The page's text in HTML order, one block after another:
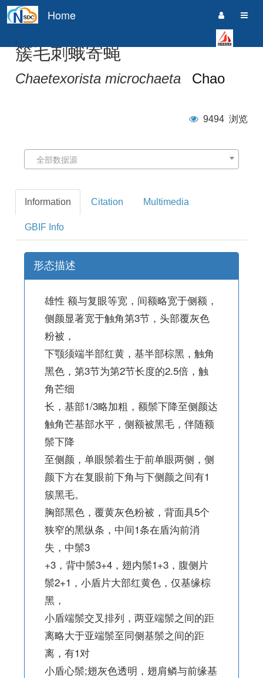
Home
i
簇毛刺蛾寄蝇
Chaetexorista microchaeta Chao
9494 浏览
全部数据源
Information Citation Multimedia
GBIF Info
形态描述
雄性 额与复眼等宽，间额略宽于侧额，
侧颜显著宽于触角第3节，头部覆灰色
粉被，
下颚须端半部红黄，基半部棕黑，触角
黑色，第3节为第2节长度的2.5倍，触
角芒细
长，基部1/3略加粗，额鬃下降至侧颜达
触角芒基部水平，侧额被黑毛，伴随额
鬃下降
至侧颜，单眼鬃着生于前单眼两侧，侧
颜下方在复眼前下角与下侧颜之间有1
簇黑毛。
胸部黑色，覆黄灰色粉被，背面具5个
狭窄的黑纵条，中间1条在盾沟前消
失，中鬃3
+3，背中鬃3+4，翅内鬃1+3，腹侧片
鬃2+1，小盾片大部红黄色，仅基缘棕
黑，
小盾端鬃交叉排列，两亚端鬃之间的距
离略大于亚端鬃至同侧基鬃之间的距
离，有1对
小盾心鬃;翅灰色透明，翅肩鳞与前缘基